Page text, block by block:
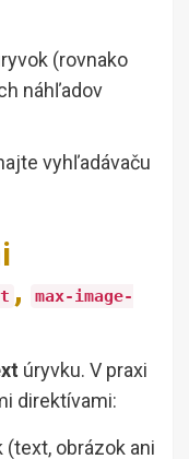
(rovnako
náhľadov
vyhľadávaču
,
max-image-
úryvku. V praxi
direktívami:
obrázok ani